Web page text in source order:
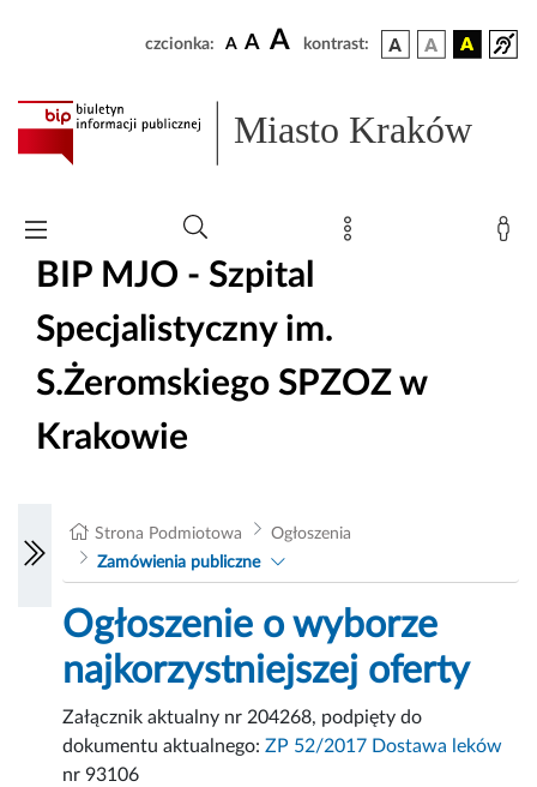
czcionka: A A A kontrast:
Miasto Kraków
BIP MJO - Szpital
Specjalistyczny im.
S.Żeromskiego SPZOZ w
Krakowie
Strona Podmiotowa
Ogłoszenia
Zamówienia publiczne
Ogłoszenie o wyborze
najkorzystniejszej oferty
Załącznik aktualny nr 204268, podpięty do
dokumentu aktualnego:ZP 52/2017 Dostawa leków
nr 93106